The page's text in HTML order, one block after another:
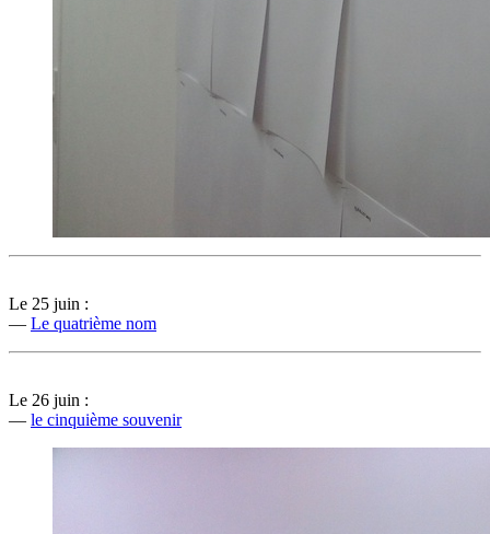
Le 25 juin :
— Le quatrième nom
Le 26 juin :
— le cinquième souvenir